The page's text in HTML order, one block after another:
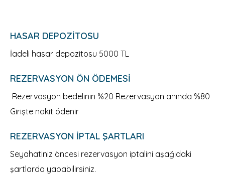
HASAR DEPOZITOSU
İadeli hasar depozitosu 5000 TL
REZERVASYON ÖN ÖDEMESI
Rezervasyon bedelinin %20 Rezervasyon anında %80
Girişte nakit ödenir
REZERVASYON İPTAL ŞARTLARI
Seyahatiniz öncesi rezervasyon iptalini aşağıdaki
şartlarda yapabilirsiniz.